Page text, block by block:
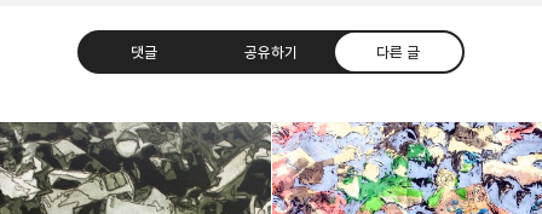
댓글 공유하기 다른 글
Artist Ock Jinhwa ｜옥진화 작가